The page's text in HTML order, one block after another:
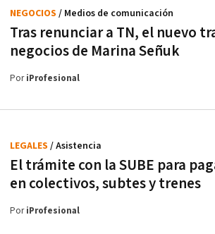
Tras renunciar a TN, el nuevo
negocios de Marina Señuk
NEGOCIOS / Medios de comunicación
PoriProfesional
El trámite con la SUBE para
en colectivos, subtes y trenes
LEGALES / Asistencia
PoriProfesional